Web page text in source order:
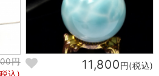
円 11,800円(税込)